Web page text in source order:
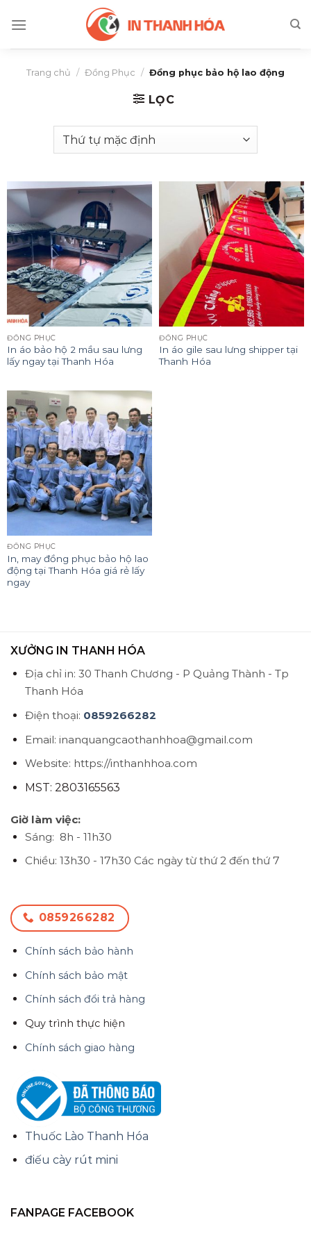
Trang chủ / Đồng Phục / Đồng phục bảo hộ lao động
LỌC
ĐỒNG PHỤC
In áo bảo hộ 2 mầu sau lưng
lấy ngay tại Thanh Hóa
ĐỒNG PHỤC
In áo gile sau lưng shipper tại
Thanh Hóa
ĐỒNG PHỤC
In, may đồng phục bảo hộ lao
động tại Thanh Hóa giá rẻ lấy
ngay
XƯỞNG IN THANH HÓA
Địa chỉ in: 30 Thanh Chương - P Quảng Thành - Tp
Thanh Hóa
Điện thoại: 0859266282
Email: inanquangcaothanhhoa@gmail.com
Website: https://inthanhhoa.com
MST: 2803165563
Giờ làm việc:
Sáng: 8h - 11h30
Chiều: 13h30 - 17h30 Các ngày từ thứ 2 đến thứ 7
0859266282
Chính sách bảo hành
Chính sách bảo mật
Chính sách đổi trả hàng
Quy trình thực hiện
Chính sách giao hàng
Thuốc Lào Thanh Hóa
điếu cày rút mini
FANPAGE FACEBOOK